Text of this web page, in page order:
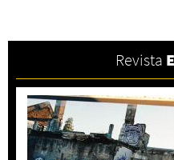
Revista